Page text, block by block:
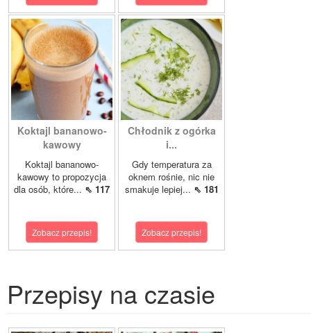
Koktajl bananowo-
kawowy
Koktajl bananowo-
kawowy to propozycja
dla osób, które... ⇖ 117
Zobacz przepis!
Chłodnik z ogórka
i...
Gdy temperatura za
oknem rośnie, nic nie
smakuje lepiej... ⇖ 181
Zobacz przepis!
Przepisy na czasie